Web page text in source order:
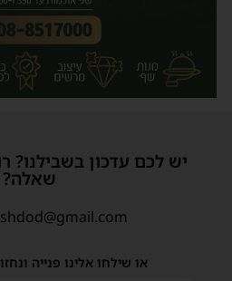
יש לכם עדכון בשבילנו?
שאלה?
או שילחו אלינו פנייה